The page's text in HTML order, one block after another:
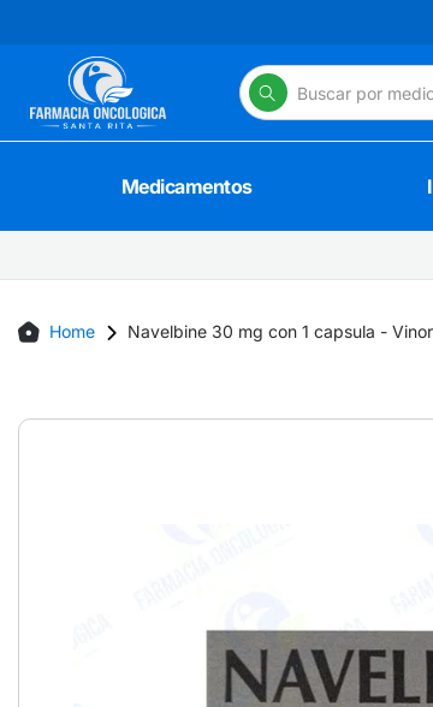
Medicamentos
Home Navelbine 30 mg con 1 capsula -